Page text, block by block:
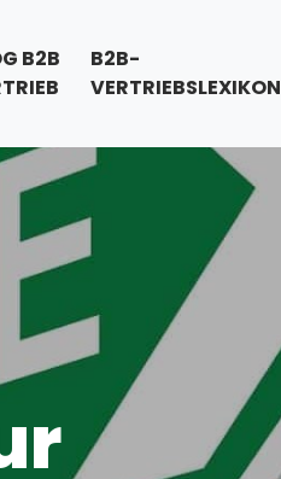
B2B
B2B-
VERTRIEBSLEXIKON